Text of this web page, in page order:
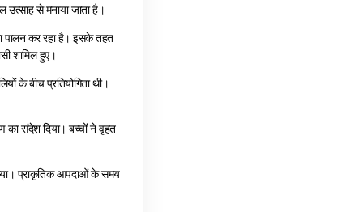
उत्साह से मनाया जाता है।
पालन कर रहा है। इसके तहत
शामिल हुए।
के बीच प्रतियोगिता थी।
का संदेश दिया। बच्चों ने वृहत
प्राकृतिक आपदाओं के समय